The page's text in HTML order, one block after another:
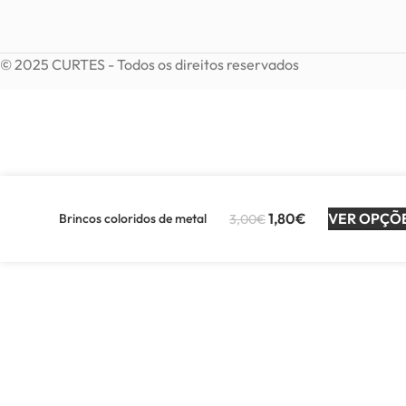
© 2025 CURTES - Todos os direitos reservados
Brincos coloridos de metal 3,00€1,80€ VER